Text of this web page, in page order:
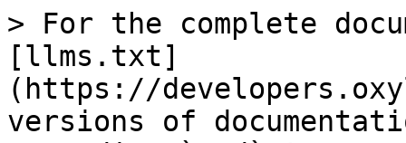
> For the complete
[llms.txt]
(https://
versions of